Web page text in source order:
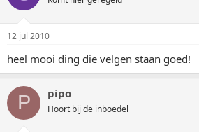
12 jul 2010
heel mooi ding die velgen staan goed!
P pipo
Hoort bij de inboedel